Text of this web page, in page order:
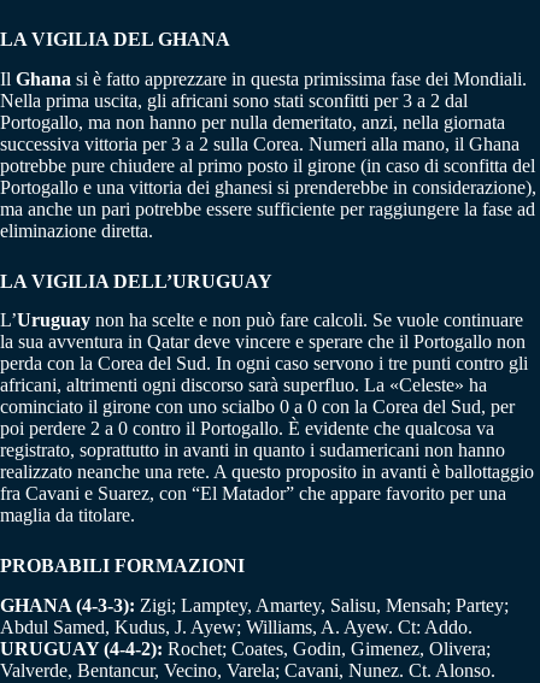
LA VIGILIA DEL GHANA
Il Ghana si è fatto apprezzare in questa primissima fase dei Mondiali.
Nella prima uscita, gli africani sono stati sconfitti per 3 a 2 dal
Portogallo, ma non hanno per nulla demeritato, anzi, nella giornata
successiva vittoria per 3 a 2 sulla Corea. Numeri alla mano, il Ghana
potrebbe pure chiudere al primo posto il girone (in caso di sconfitta del
Portogallo e una vittoria dei ghanesi si prenderebbe in considerazione),
ma anche un pari potrebbe essere sufficiente per raggiungere la fase ad
eliminazione diretta.
LA VIGILIA DELL’URUGUAY
L’Uruguay non ha scelte e non può fare calcoli. Se vuole continuare
la sua avventura in Qatar deve vincere e sperare che il Portogallo non
perda con la Corea del Sud. In ogni caso servono i tre punti contro gli
africani, altrimenti ogni discorso sarà superfluo. La «Celeste» ha
cominciato il girone con uno scialbo 0 a 0 con la Corea del Sud, per
poi perdere 2 a 0 contro il Portogallo. È evidente che qualcosa va
registrato, soprattutto in avanti in quanto i sudamericani non hanno
realizzato neanche una rete. A questo proposito in avanti è ballottaggio
fra Cavani e Suarez, con “El Matador” che appare favorito per una
maglia da titolare.
PROBABILI FORMAZIONI
GHANA (4-3-3): Zigi; Lamptey, Amartey, Salisu, Mensah; Partey;
Abdul Samed, Kudus, J. Ayew; Williams, A. Ayew. Ct: Addo.
URUGUAY (4-4-2): Rochet; Coates, Godin, Gimenez, Olivera;
Valverde, Bentancur, Vecino, Varela; Cavani, Nunez. Ct. Alonso.